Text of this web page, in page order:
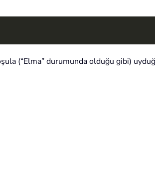
(“Elma” durumunda olduğu gibi)